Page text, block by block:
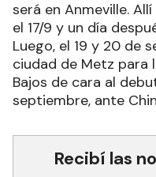
Francia en Selestat
será en Anmeville.
el 17/9 y un día
Luego, el 19 y 20 de
ciudad de Metz para
Bajos de cara al
septiembre, ante
Recibí las